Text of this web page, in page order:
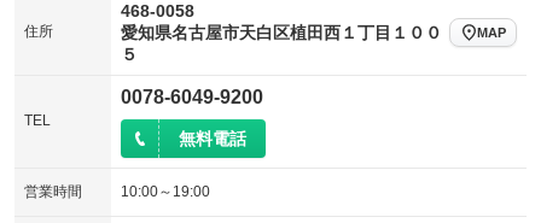
住所
468-0058
愛知県名古屋市天白区植田西１丁目１００
５
MAP
TEL
0078-6049-9200
無料電話
営業時間 10:00～19:00